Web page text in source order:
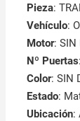
Pieza:
Vehículo:
Motor: SIN
Nº Puertas
Color: SIN
Estado:
Ubicación: